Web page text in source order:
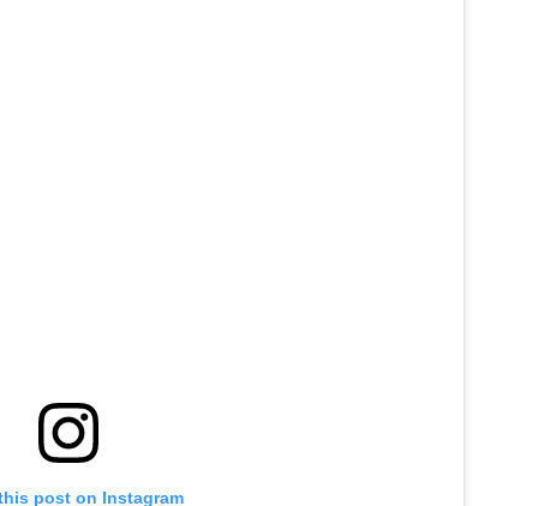
post on Instagram